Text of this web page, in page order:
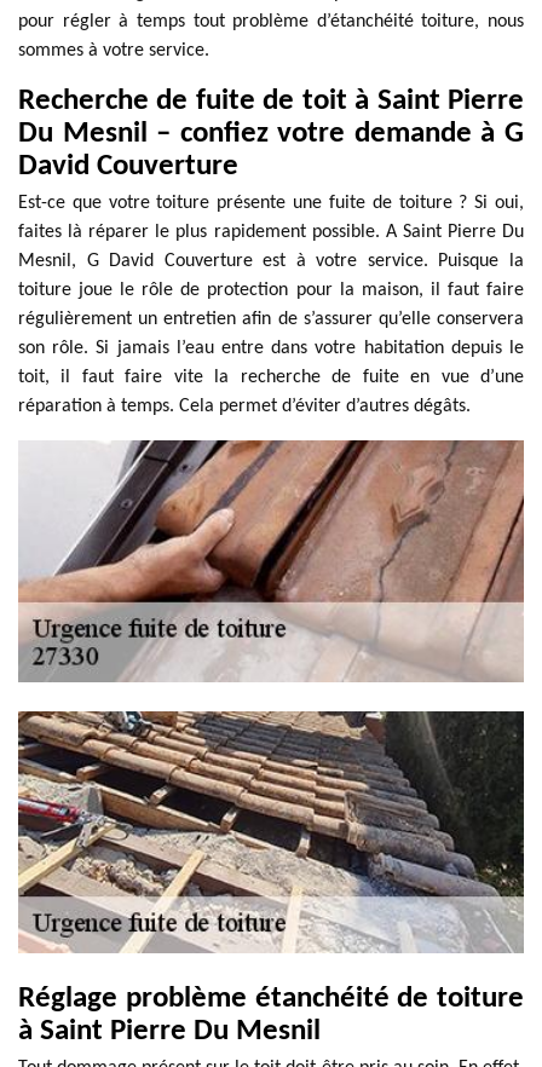
pour régler à temps tout problème d’étanchéité toiture, nous
sommes à votre service.
Recherche de fuite de toit à Saint Pierre
Du Mesnil – confiez votre demande à G
David Couverture
Est-ce que votre toiture présente une fuite de toiture ? Si oui,
faites là réparer le plus rapidement possible. A Saint Pierre Du
Mesnil, G David Couverture est à votre service. Puisque la
toiture joue le rôle de protection pour la maison, il faut faire
régulièrement un entretien afin de s’assurer qu’elle conservera
son rôle. Si jamais l’eau entre dans votre habitation depuis le
toit, il faut faire vite la recherche de fuite en vue d’une
réparation à temps. Cela permet d’éviter d’autres dégâts.
Réglage problème étanchéité de toiture
à Saint Pierre Du Mesnil